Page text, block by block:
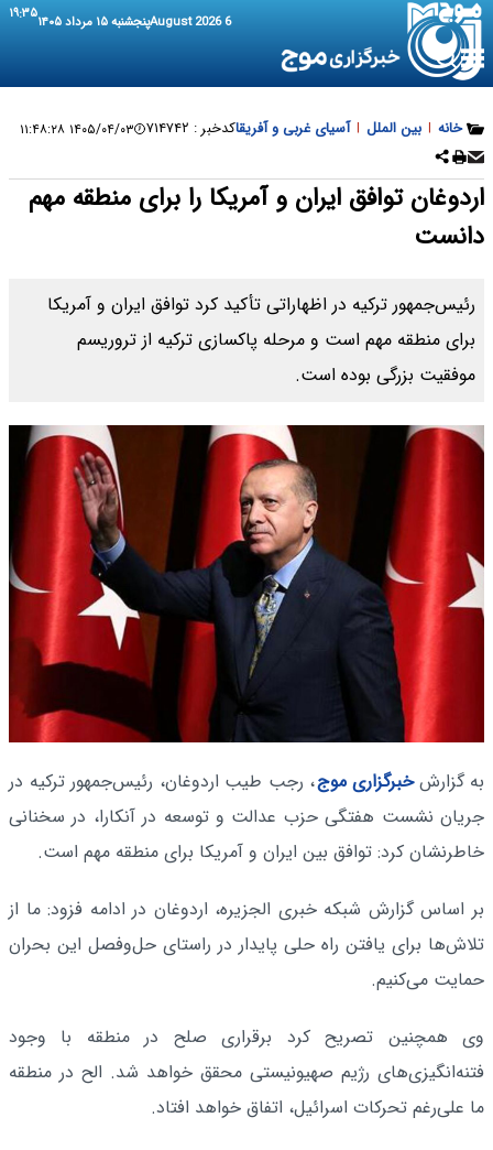
6 August 2026 پنجشنبه ۱۵ مرداد ۱۴۰۵ ۱۹:۳۵
خانه | بین الملل | آسیای غربی و آفریقاکدخبر : ۷۱۴۷۴۲ ۱۴۰۵/۰۴/۰۳ ۱۱:۴۸:۲۸
اردوغان توافق ایران و آمریکا را برای منطقه مهم
دانست
رئیس‌جمهور ترکیه در اظهاراتی تأکید کرد توافق ایران و آمریکا
برای منطقه مهم است و مرحله پاکسازی ترکیه از تروریسم
موفقیت بزرگی بوده است.
به گزارشخبرگزاری موج، رجب طیب اردوغان، رئیس‌جمهور ترکیه در
جریان نشست هفتگی حزب عدالت و توسعه در آنکارا، در سخنانی
خاطرنشان کرد: توافق بین ایران و آمریکا برای منطقه مهم است.
بر اساس گزارش شبکه خبری الجزیره، اردوغان در ادامه فزود: ما از
تلاش‌ها برای یافتن راه حلی پایدار در راستای حل‌وفصل این بحران
حمایت می‌کنیم.
وی همچنین تصریح کرد برقراری صلح در منطقه با وجود
فتنه‌انگیزی‌های رژیم صهیونیستی محقق خواهد شد. الح در منطقه‌
ما علی‌رغم تحرکات اسرائیل، اتفاق خواهد افتاد.